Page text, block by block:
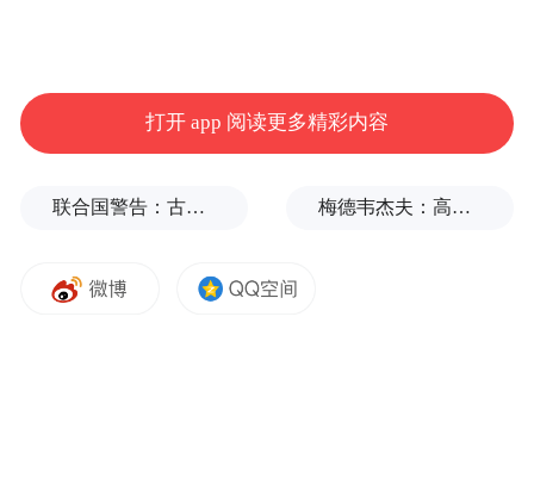
仪式上，双方签署了《医联体内康复患者双
打开 app 阅读更多精彩内容
联合国警告：古巴或变成沉默的加沙 梅德韦杰夫：高市早苗不提是谁扔的原子弹，真是耻辱